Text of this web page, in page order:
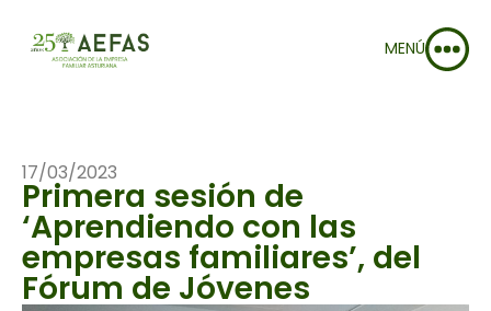
MENÚ
17/03/2023
Primera sesión de
‘Aprendiendo con las
empresas familiares’, del
Fórum de Jóvenes